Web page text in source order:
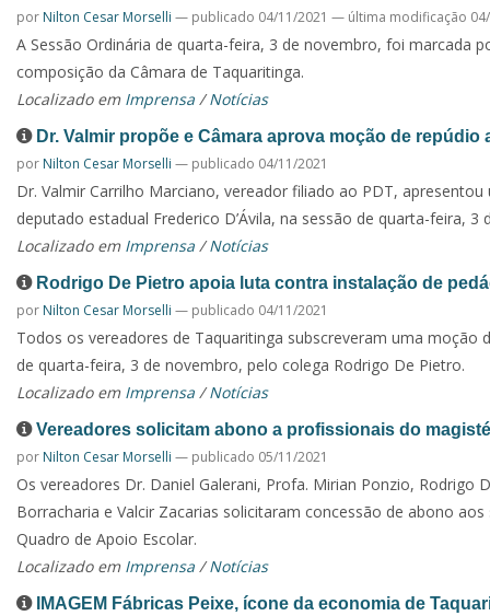
por Nilton Cesar Morselli — publicado 04/11/2021 — última modificação
A Sessão Ordinária de quarta-feira, 3 de novembro, foi marcada
composição da Câmara de Taquaritinga.
Localizado em Imprensa /Notícias
Dr. Valmir propõe e Câmara aprova moção de repúdio
por Nilton Cesar Morselli — publicado 04/11/2021
Dr. Valmir Carrilho Marciano, vereador filiado ao PDT,
deputado estadual Frederico D’Ávila, na sessão de quarta-feira, 3
Localizado em Imprensa /Notícias
Rodrigo De Pietro apoia luta contra instalação de
por Nilton Cesar Morselli — publicado 04/11/2021
Todos os vereadores de Taquaritinga subscreveram uma moção
de quarta-feira, 3 de novembro, pelo colega Rodrigo De Pietro.
Localizado em Imprensa /Notícias
Vereadores solicitam abono a profissionais do
por Nilton Cesar Morselli — publicado 05/11/2021
Os vereadores Dr. Daniel Galerani, Profa. Mirian Ponzio, Rodrigo
Borracharia e Valcir Zacarias solicitaram concessão de abono
Quadro de Apoio Escolar.
Localizado em Imprensa /Notícias
IMAGEM Fábricas Peixe, ícone da economia de